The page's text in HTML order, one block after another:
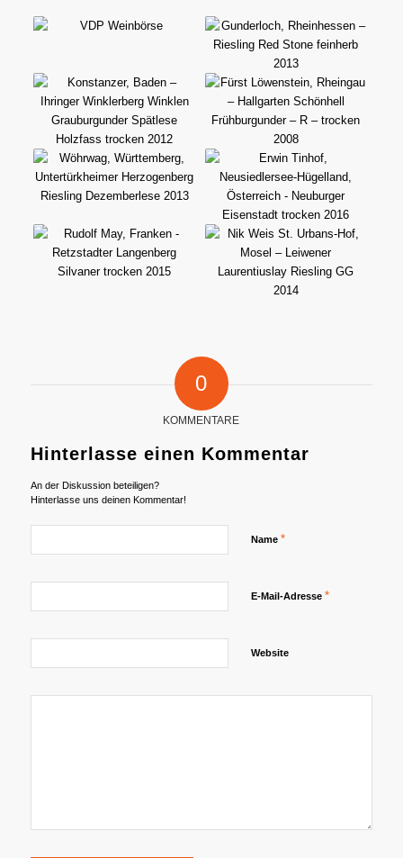
0
KOMMENTARE
Hinterlasse einen Kommentar
An der Diskussion beteiligen?
Hinterlasse uns deinen Kommentar!
Name *
E-Mail-Adresse *
Website